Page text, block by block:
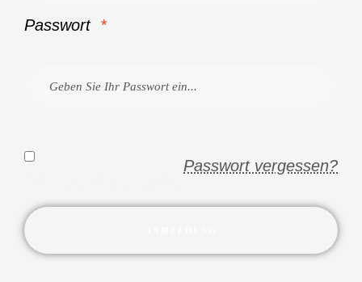
Passwort *
Passwort vergessen?